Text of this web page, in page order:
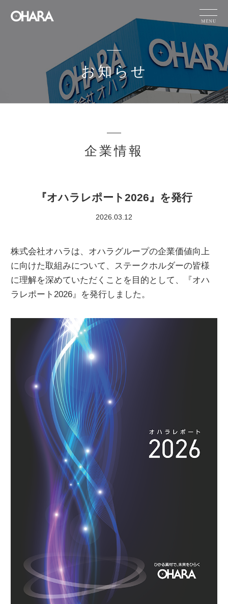
JP EN CN
製品情報
IR情報
サステナビリテ
お知らせ
お問い合わせ
カタログダウンロード
お知らせ
企業情報
『オハラレポート2026』を発行
2026.03.12
株式会社オハラは、オハラグループの企業価値向上
に向けた取組みについて、ステークホルダーの皆様
に理解を深めていただくことを目的として、『オハ
ラレポート 2026』 を発行しました。